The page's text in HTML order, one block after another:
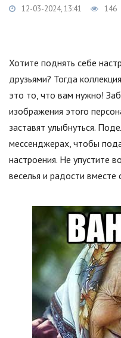
12-03-2024, 13:41 146
Хотите поднять себе
друзьями? Тогда
это то, что вам нужно!
изображения этого
заставят улыбнуться.
мессенджерах, чтобы
настроения. Не упустите
веселья и радости вместе